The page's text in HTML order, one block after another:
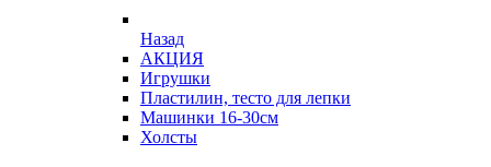
Назад
АКЦИЯ
Игрушки
Пластилин, тесто для лепки
Машинки 16-30см
Холсты